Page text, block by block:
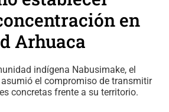
en
Arhuaca
indígena Nabusimake, el
el compromiso de transmitir
concretas frente a su territorio.